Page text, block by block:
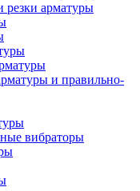
резки арматуры
и правильно-
вибраторы